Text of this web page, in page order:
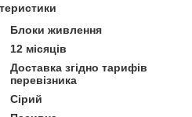
Блоки живлення
12 місяців
Доставка згідно тарифів
перевізника
Сірий